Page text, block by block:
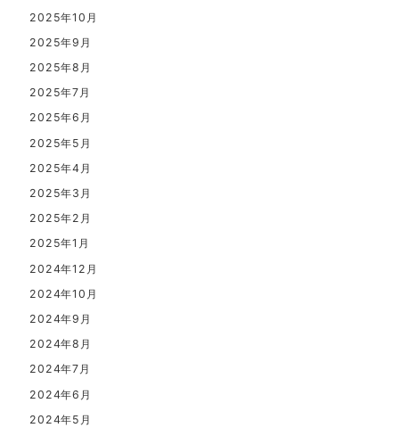
2025年10月
2025年9月
2025年8月
2025年7月
2025年6月
2025年5月
2025年4月
2025年3月
2025年2月
2025年1月
2024年12月
2024年10月
2024年9月
2024年8月
2024年7月
2024年6月
2024年5月